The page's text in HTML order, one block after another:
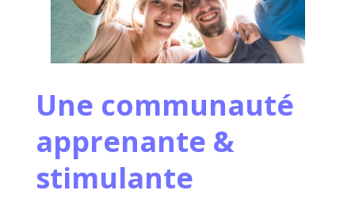
Une communauté
apprenante &
stimulante